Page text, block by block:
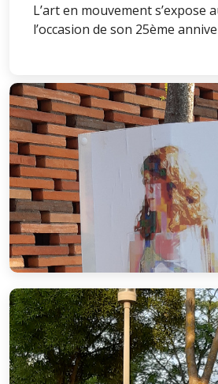
L’art en mouvement s’expose
l’occasion de son 25ème